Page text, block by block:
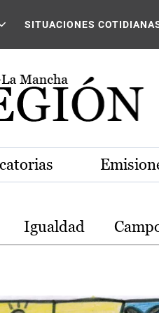
SITUACIONES
Igualdad